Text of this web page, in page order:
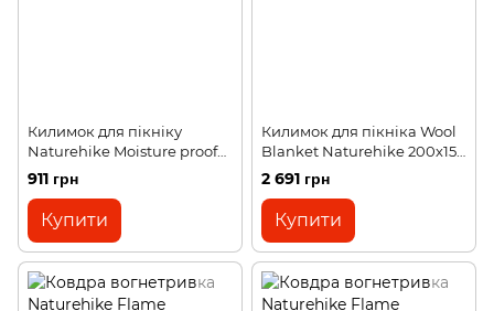
Килимок для пікніку
Naturehike Moisture proof
camping picnic mat L
1450х2000 мм NH17D050-B
black
911 грн
Купити
Килимок для пікніка Wool
Blanket Naturehike 200х150
cм polyester/wool
NH21PS006 синій
2 691 грн
Купити